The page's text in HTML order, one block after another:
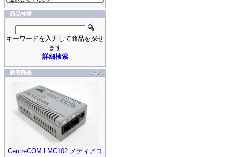
商品検索
キーワードを入力して商品を探せ
ます
詳細検索
新着商品
CentreCOM LMC102 メディアコ